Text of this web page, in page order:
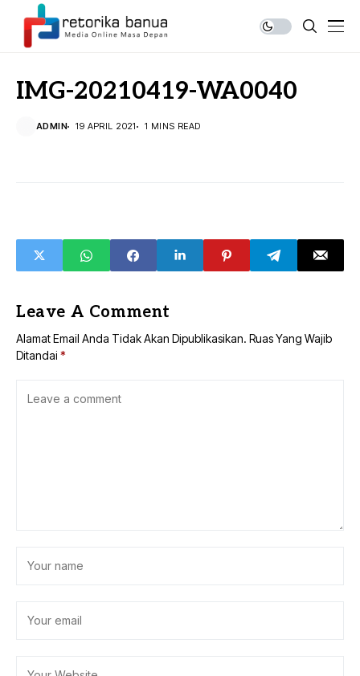
IMG-20210419-WA0040
ADMIN 19 APRIL 2021 1 MINS READ
Leave A Comment
Alamat Email Anda Tidak Akan Dipublikasikan. Ruas Yang Wajib
Ditandai *